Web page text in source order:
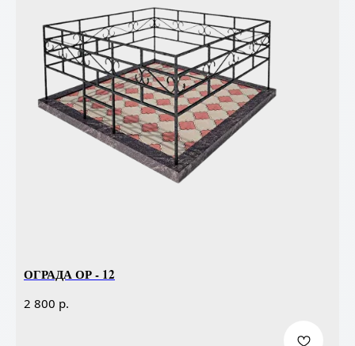
ОГРАДА ОР - 12
2 800 р.